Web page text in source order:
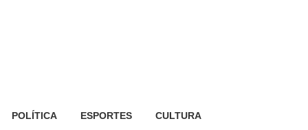
POLÍTICA ESPORTES CULTURA